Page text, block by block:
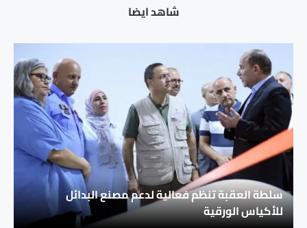
شاهد ايضا
سلطة العقبة تنظم فعالية لدعم مصنع البدائل
للأكياس الورقية